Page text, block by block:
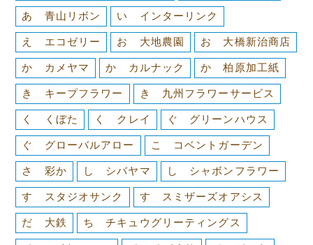
あ 青山リボン い インターリンク
え エコゼリー お 大地農園 お 大橋新治商店
か カメヤマ か カルナック か 柏原加工紙
き キープフラワー き 九州フラワーサービス
く くぼた く クレイ ぐ グリーンハウス
ぐ グローバルアロー こ コベントガーデン
さ 彩か し シバヤマ し シャボンフラワー
す スタジオサンク す スミザーズオアシス
だ 大鉄 ち チキュウグリーティングス